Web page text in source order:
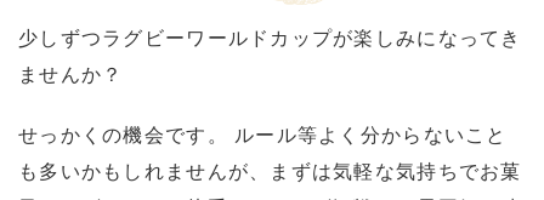
少しずつラグビーワールドカップが楽しみになってき
ませんか？
せっかくの機会です。 ルール等よく分からないこと
も多いかもしれませんが、まずは気軽な気持ちでお菓